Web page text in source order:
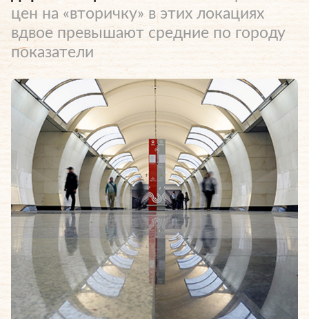
цен на «вторичку» в этих локациях
вдвое превышают средние по городу
показатели